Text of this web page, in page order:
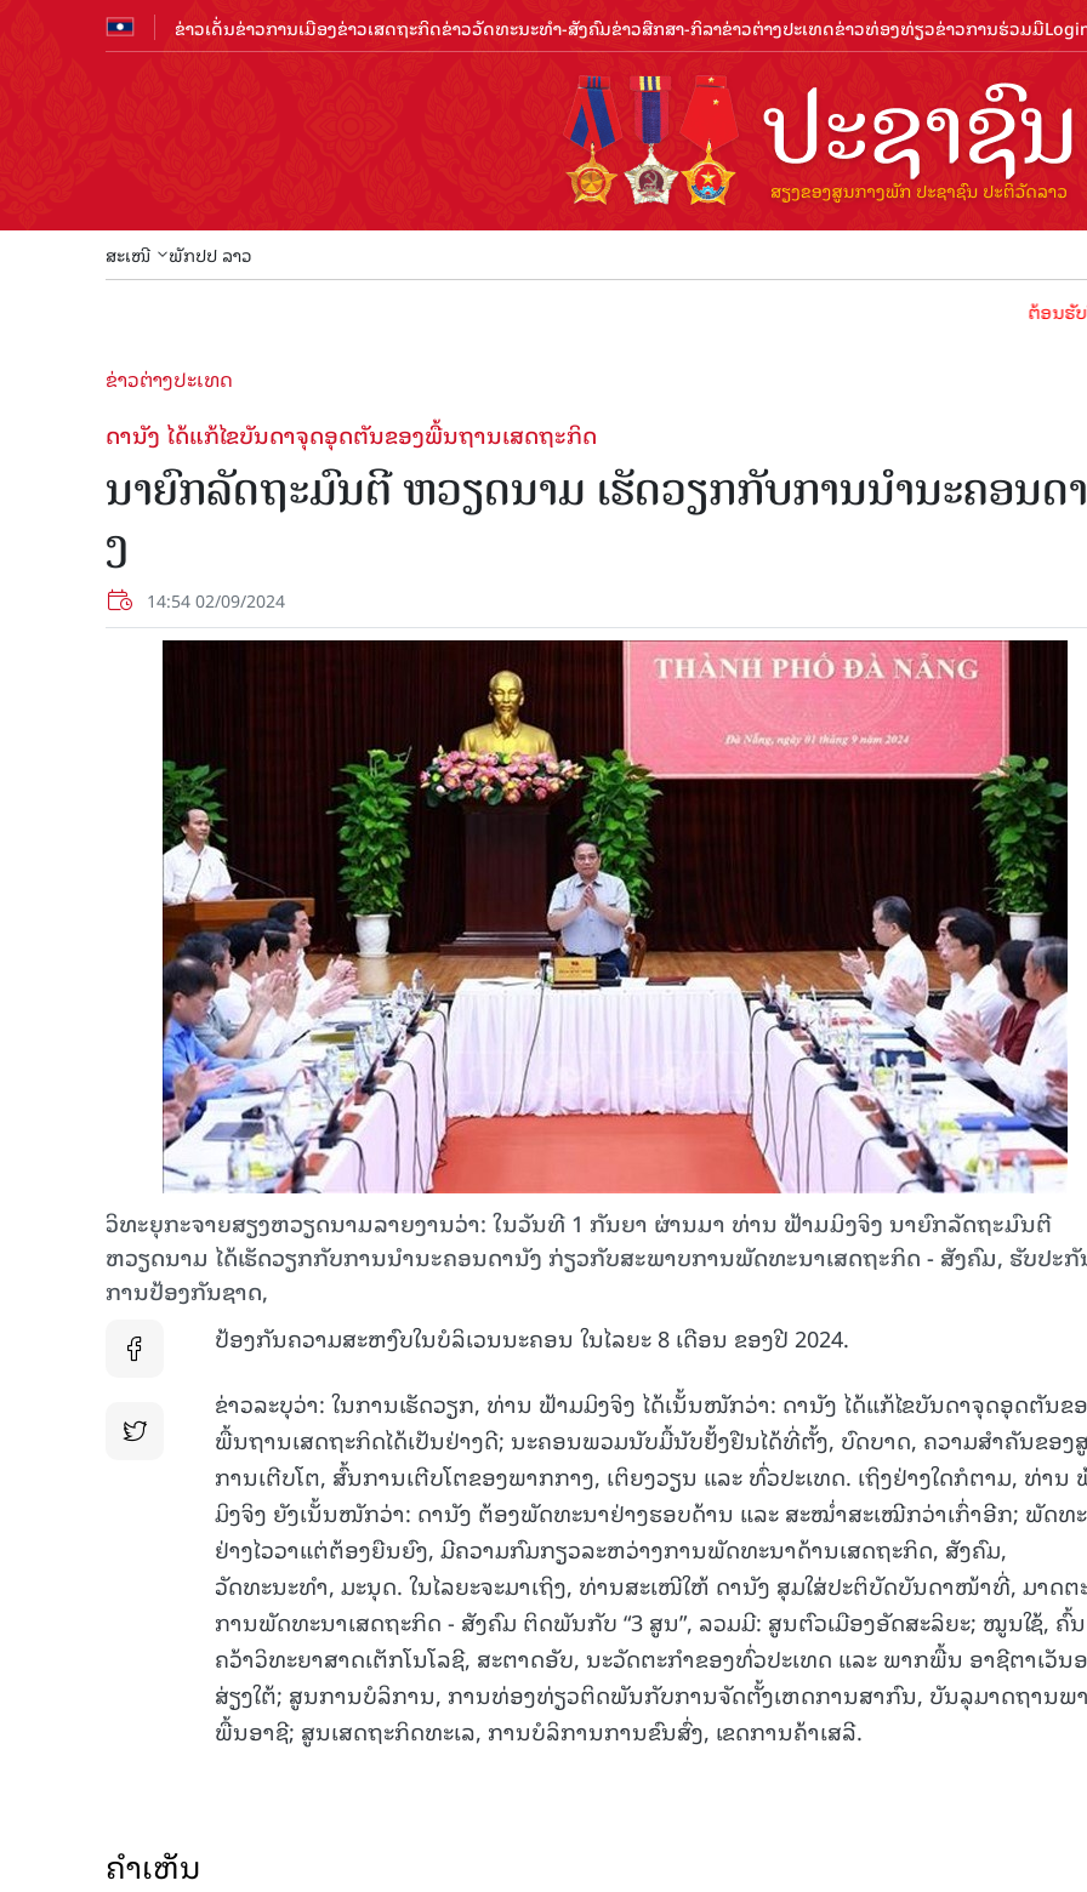
ຂ່າວເດັ່ນຂ່າວການເມືອງຂ່າວເສດຖະກິດຂ່າວວັດທະນະທຳ-ສັງຄົມຂ່າວສືກສາ-ກິລາຂ່າວຕ່າງປະເທດຂ່າວທ່ອງທ່ຽວຂ່າວການຮ່ວມມື
ສະເໜີ ພັກປປ ລາວ
ຕ້ອນຮັບປີທ່ອງ
ຂ່າວຕ່າງປະເທດ
ດານັງ ໄດ້ແກ້ໄຂບັນດາຈຸດອຸດຕັນຂອງພື້ນຖານເສດຖະກິດ
ນາຍົກລັດຖະມົນຕີ ຫວຽດນາມ ເຮັດວຽກກັບການນຳນະຄອນດ
ງ
14:54 02/09/2024
ວິທະຍຸກະຈາຍສຽງຫວຽດນາມລາຍງານວ່າ: ໃນວັນທີ 1 ກັນຍາ ຜ່ານມາ ທ່ານ ຟ້າມມິງຈິງ ນາຍົກລັດຖະມົນຕີ
ຫວຽດນາມ ໄດ້ເຮັດວຽກກັບການນຳນະຄອນດານັງ ກ່ຽວກັບສະພາບການພັດທະນາເສດຖະກິດ - ສັງຄົມ, ຮັບປະກັ
ການປ້ອງກັນຊາດ,
ປ້ອງກັນຄວາມສະຫງົບໃນບໍລິເວນນະຄອນ ໃນໄລຍະ 8 ເດືອນ ຂອງປີ 2024.
ຂ່າວລະບຸວ່າ: ໃນການເຮັດວຽກ, ທ່ານ ຟ້າມມິງຈິງ ໄດ້ເນັ້ນໜັກວ່າ: ດານັງ ໄດ້ແກ້ໄຂບັນດາຈຸດອຸດຕັນຂ
ພື້ນຖານເສດຖະກິດໄດ້ເປັນຢ່າງດີ; ນະຄອນພວມນັບມື້ນັບຢັ້ງຢືນໄດ້ທີ່ຕັ້ງ, ບົດບາດ, ຄວາມສຳຄັນຂອງ
ການເຕີບໂຕ, ສົ້ນການເຕີບໂຕຂອງພາກກາງ, ເຕິຍງວຽນ ແລະ ທົ່ວປະເທດ. ເຖິງຢ່າງໃດກໍຕາມ, ທ່ານ
ມິງຈິງ ຍັງເນັ້ນໜັກວ່າ: ດານັງ ຕ້ອງພັດທະນາຢ່າງຮອບດ້ານ ແລະ ສະໝ່ຳສະເໝີກວ່າເກົ່າອີກ; ພັດທ
ຢ່າງໄວວາແຕ່ຕ້ອງຍືນຍົງ, ມີຄວາມກົມກຽວລະຫວ່າງການພັດທະນາດ້ານເສດຖະກິດ, ສັງຄົມ,
ວັດທະນະທຳ, ມະນຸດ. ໃນໄລຍະຈະມາເຖິງ, ທ່ານສະເໜີໃຫ້ ດານັງ ສຸມໃສ່ປະຕິບັດບັນດາໜ້າທີ່, ມາດຕ
ການພັດທະນາເສດຖະກິດ - ສັງຄົມ ຕິດພັນກັບ “3 ສູນ”, ລວມມີ: ສູນຕົວເມືອງອັດສະລິຍະ; ໝູນໃຊ້, ຄົ້ນ
ຄວ້າວິທະຍາສາດເຕັກໂນໂລຊີ, ສະຕາດອັບ, ນະວັດຕະກຳຂອງທົ່ວປະເທດ ແລະ ພາກພື້ນ ອາຊີຕາເວັນ
ສ່ຽງໃຕ້; ສູນການບໍລິການ, ການທ່ອງທ່ຽວຕິດພັນກັບການຈັດຕັ້ງເຫດການສາກົນ, ບັນລຸມາດຖານພ
ພື້ນອາຊີ; ສູນເສດຖະກິດທະເລ, ການບໍລິການການຂົນສົ່ງ, ເຂດການຄ້າເສລີ.
ຄໍາເຫັນ
15.040(07-08-